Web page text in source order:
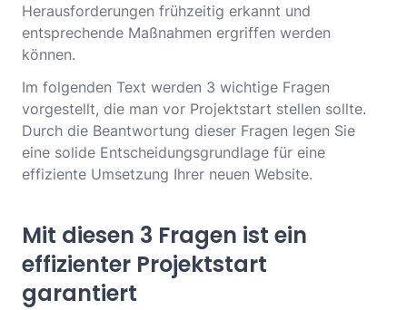
Herausforderungen frühzeitig erkannt und
entsprechende Maßnahmen ergriffen werden
können.
Im folgenden Text werden 3 wichtige Fragen
vorgestellt, die man vor Projektstart stellen sollte.
Durch die Beantwortung dieser Fragen legen Sie
eine solide Entscheidungsgrundlage für eine
effiziente Umsetzung Ihrer neuen Website.
Mit diesen 3 Fragen ist ein
effizienter Projektstart
garantiert